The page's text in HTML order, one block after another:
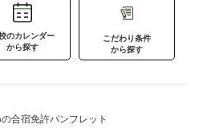
のカレンダー
から探す
こだわり条件
から探す
合宿免許パンフレット